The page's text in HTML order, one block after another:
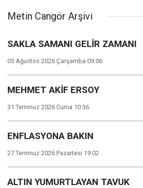
Metin Cangör Arşivi
SAKLA SAMANI GELİR ZAMANI
05 Ağustos 2026 Çarşamba 09:06
MEHMET AKİF ERSOY
31 Temmuz 2026 Cuma 10:36
ENFLASYONA BAKIN
27 Temmuz 2026 Pazartesi 19:02
ALTIN YUMURTLAYAN TAVUK